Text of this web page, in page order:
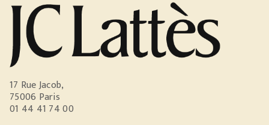
17 Rue Jacob,
75006 Paris
01 44 41 74 00